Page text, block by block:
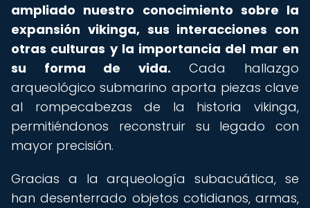
ampliado nuestro conocimiento sobre la
expansión vikinga, sus interacciones con
otras culturas y la importancia del mar en
su forma de vida. Cada hallazgo
arqueológico submarino aporta piezas clave
al rompecabezas de la historia vikinga,
permitiéndonos reconstruir su legado con
mayor precisión.
Gracias a la arqueología subacuática, se
han desenterrado objetos cotidianos, armas,